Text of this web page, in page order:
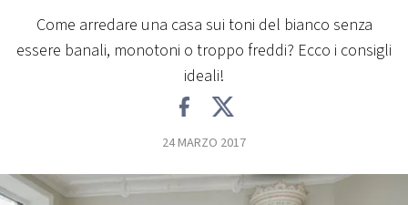
PLAYLIST
Come arredare una casa sui toni del bianco senza
essere banali, monotoni o troppo freddi? Ecco i consigli
ideali!
24 MARZO 2017